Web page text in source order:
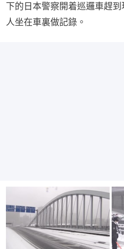
下的日本警察開着巡邏車趕到
人坐在車裏做記錄。